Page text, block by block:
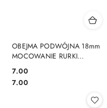
OBEJMA PODWÓJNA 18mm
MOCOWANIE RURKI
UCHWYT HYDR. WĘŻA
HYDRAULICZNEGO
Cena:
7.00
Cena:
7.00